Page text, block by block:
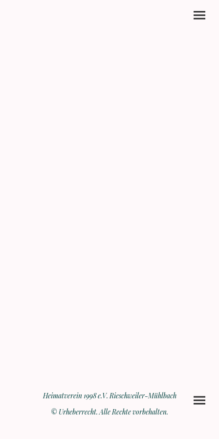
Heimatverein 1998 e.V. Rieschweiler-Mühlbach
© Urheberrecht. Alle Rechte vorbehalten.